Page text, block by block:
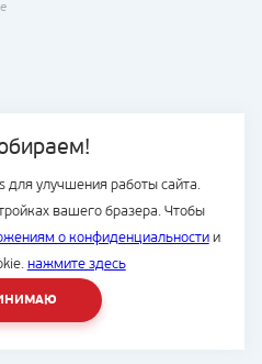
для улучшения работы сайта.
вашего бразера. Чтобы
о конфиденциальностии
нажмите здесь